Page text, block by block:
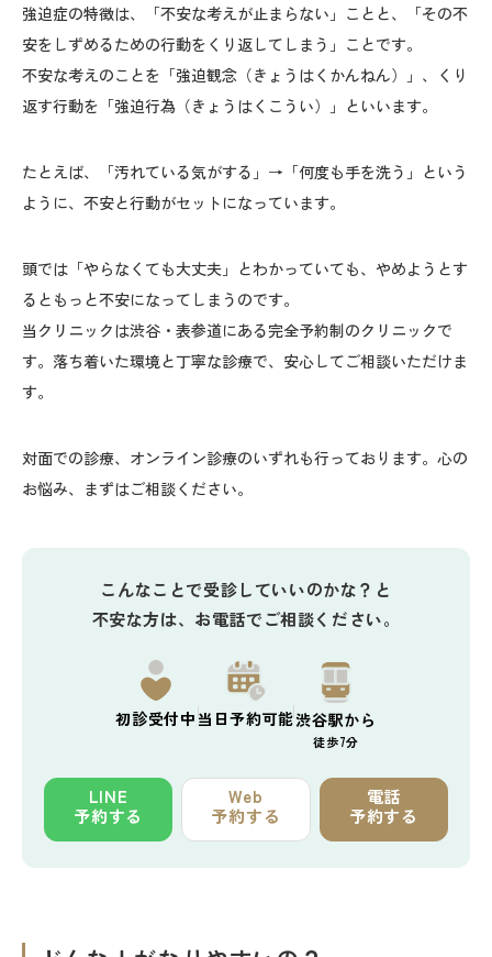
強迫症の特徴は、「不安な考えが止まらない」ことと、「その不
安をしずめるための行動をくり返してしまう」ことです。
不安な考えのことを「強迫観念（きょうはくかんねん）」、くり
返す行動を「強迫行為（きょうはくこうい）」といいます。
たとえば、「汚れている気がする」→「何度も手を洗う」という
ように、不安と行動がセットになっています。
頭では「やらなくても大丈夫」とわかっていても、やめようとす
るともっと不安になってしまうのです。
当クリニックは渋谷・表参道にある完全予約制のクリニックで
す。落ち着いた環境と丁寧な診療で、安心してご相談いただけま
す。
対面での診療、オンライン診療のいずれも行っております。心の
お悩み、まずはご相談ください。
初診受付中当日予約可能渋谷駅から
徒歩7分
LINE
予約する
Web
予約する
電話
予約する
こんなことで受診していいのかな？と
不安な方は、お電話でご相談ください。